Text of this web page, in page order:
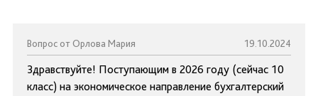
Вопрос от Орлова Мария 19.10.2024
Здравствуйте! Поступающим в 2026 году (сейчас 10
класс) на экономическое направление бухгалтерский